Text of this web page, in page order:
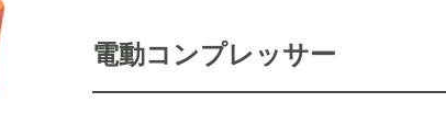
電動コンプレッサー